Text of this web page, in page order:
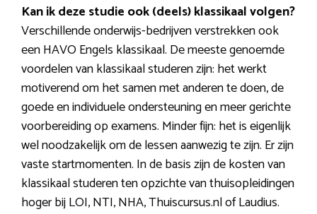
Kan ik deze studie ook (deels) klassikaal volgen?
Verschillende onderwijs-bedrijven verstrekken ook
een HAVO Engels klassikaal. De meeste genoemde
voordelen van klassikaal studeren zijn: het werkt
motiverend om het samen met anderen te doen, de
goede en individuele ondersteuning en meer gerichte
voorbereiding op examens. Minder fijn: het is eigenlijk
wel noodzakelijk om de lessen aanwezig te zijn. Er zijn
vaste startmomenten. In de basis zijn de kosten van
klassikaal studeren ten opzichte van thuisopleidingen
hoger bij LOI, NTI, NHA, Thuiscursus.nl of Laudius.